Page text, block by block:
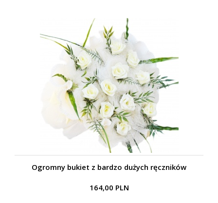
Ogromny bukiet z bardzo dużych ręczników
164,00 PLN